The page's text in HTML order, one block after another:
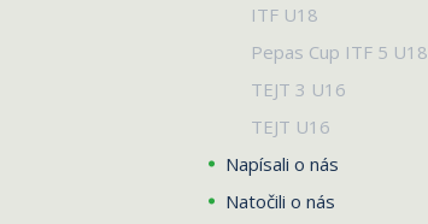
ITF U18
Pepas Cup ITF 5 U18
TEJT 3 U16
TEJT U16
Napísali o nás
Natočili o nás